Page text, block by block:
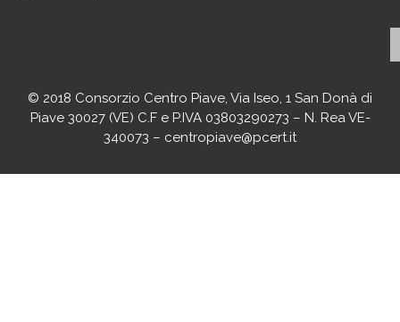
© 2018 Consorzio Centro Piave, Via Iseo, 1 San Donà di
Piave 30027 (VE) C.F e P.IVA 03803290273 – N. Rea VE-
340073 – centropiave@pcert.it